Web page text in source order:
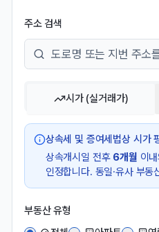
주소 검색
시가 (실거래가)
상속세 및 증여세법상 시가
상속개시일 전후 6개월 이
인정합니다. 동일·유사 부
부동산 유형